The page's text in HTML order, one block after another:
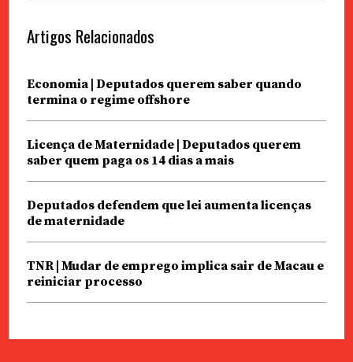
Artigos Relacionados
Economia | Deputados querem saber quando
termina o regime offshore
Licença de Maternidade | Deputados querem
saber quem paga os 14 dias a mais
Deputados defendem que lei aumenta licenças
de maternidade
TNR | Mudar de emprego implica sair de Macau e
reiniciar processo